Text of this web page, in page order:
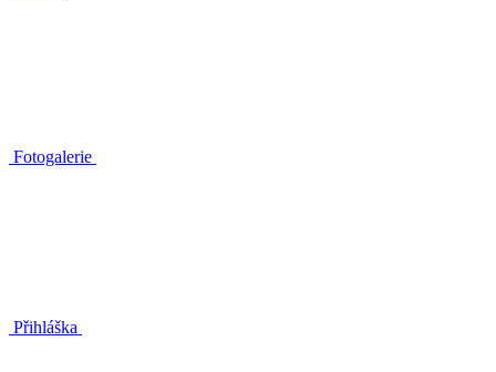
Fotogalerie
Přihláška